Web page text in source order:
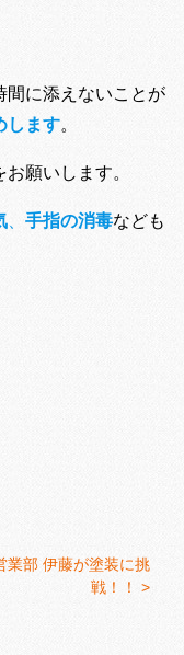
間に添えないことが
します。
お願いします。
、 手指の消毒なども
業部 伊藤が塗装に挑
戦！！ >